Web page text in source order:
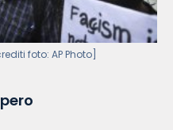
foto: AP Photo]